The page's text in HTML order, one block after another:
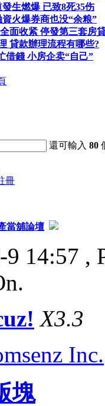
生燃爆 已致8死35伤
火爆券商也没“余粮”
面收紧 停發第三套房
貸款辦理流程有哪些?
借錢 小房企卖“自己”
還可輸入80
冊
當舖論壇
14:57 ,
X3.3
Inc.
塊